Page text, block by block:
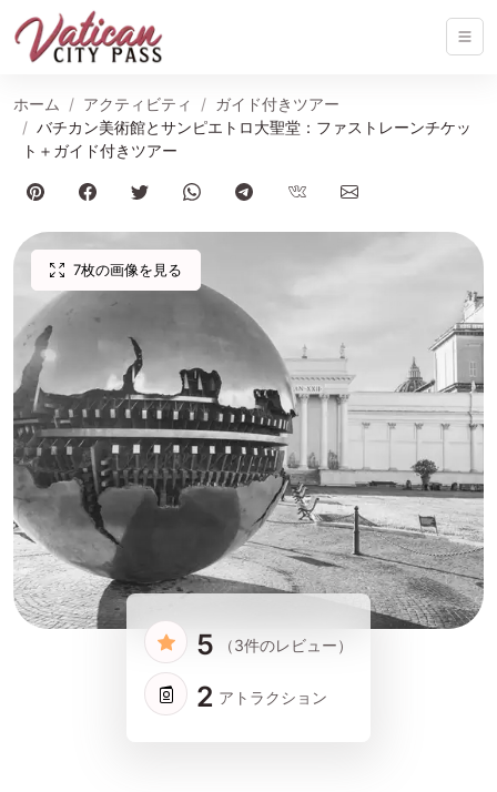
ホーム アクティビティ
ガイド付きツアー
バチカン美術館とサンピエトロ大聖堂：ファストレーンチケッ
ト＋ガイド付きツアー
7枚の画像を見る
5 （3件のレビュー）
2 アトラクション